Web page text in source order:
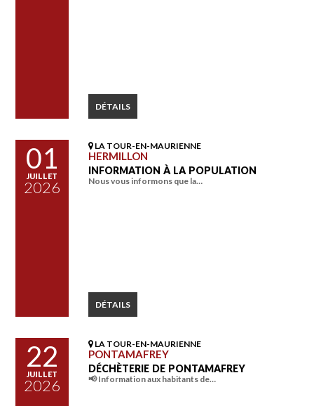
DÉTAILS
01
JUILLET
2026
LA TOUR-EN-MAURIENNE
HERMILLON
INFORMATION À LA POPULATION
Nous vous informons que la…
DÉTAILS
22
JUILLET
2026
LA TOUR-EN-MAURIENNE
PONTAMAFREY
DÉCHÈTERIE DE PONTAMAFREY
📢 Information aux habitants de…